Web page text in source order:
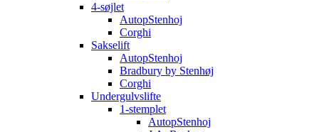
4-søjlet
AutopStenhoj
Corghi
Sakselift
AutopStenhoj
Bradbury by Stenhøj
Corghi
Undergulvslifte
1-stemplet
AutopStenhoj